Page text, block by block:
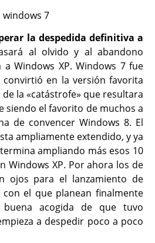
la despedida definitiva a
al olvido y al abandono
Windows XP. Windows 7 fue
convirtió en la versión favorita
la «catástrofe» que resultara
siendo el favorito de muchos a
de convencer Windows 8. El
ampliamente extendido, y ya
ampliando más esos 10
Windows XP. Por ahora los de
ojos para el lanzamiento de
con el que planean finalmente
acogida de que tuvo
a despedir poco a poco